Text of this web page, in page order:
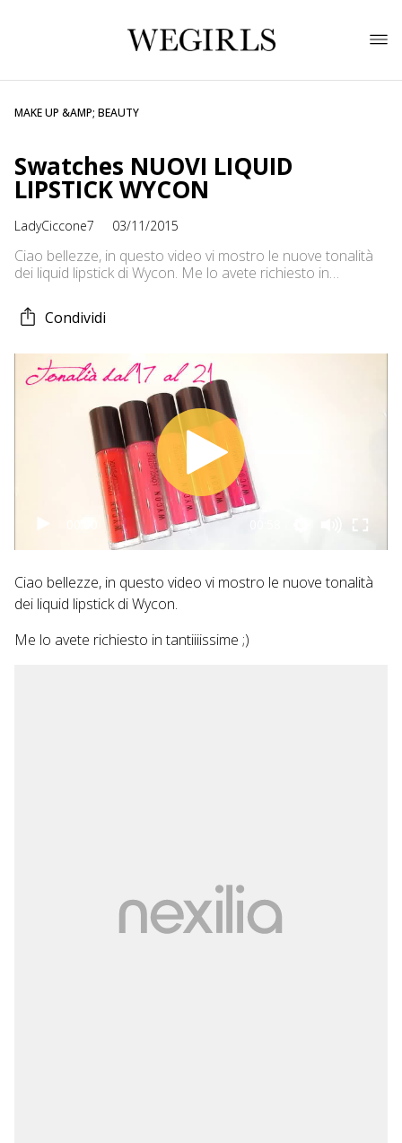
MAKE UP &AMP; BEAUTY
Swatches NUOVI LIQUID
LIPSTICK WYCON
LadyCiccone7 03/11/2015
Ciao bellezze, in questo video vi mostro le nuove tonalità
dei liquid lipstick di Wycon. Me lo avete richiesto in
Condividi
Ciao bellezze, in questo video vi mostro le nuove tonalità
dei liquid lipstick di Wycon.
Me lo avete richiesto in tantiiiissime ;)